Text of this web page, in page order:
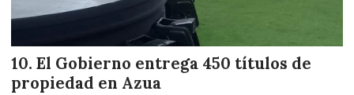
El Gobierno entrega 450 títulos de
propiedad en Azua